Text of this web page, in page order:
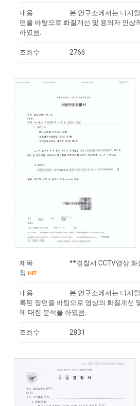
내용
본 연구소에서는 디지
면을 바탕으로 화질개선 및 용의자 인상
하였음.
조회수 2766
제목
**경찰서 CCTV영상 화
정 HIT
내용
본 연구소에서는 디지
록된 장면을 바탕으로 영상의 화질개선
에 대한 분석을 하였음.
조회수 2831